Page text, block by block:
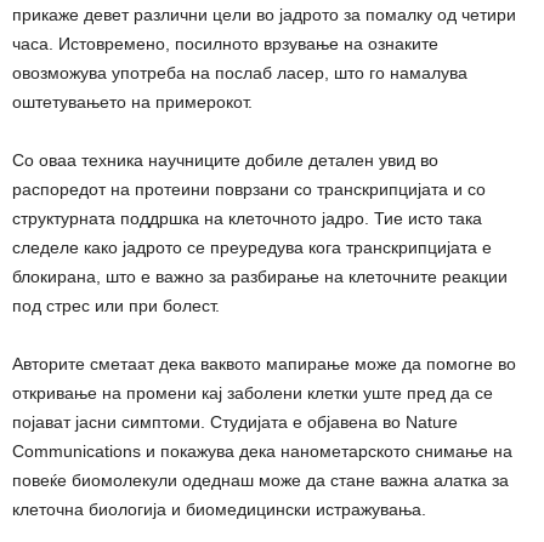
прикаже девет различни цели во јадрото за помалку од четири
часа. Истовремено, посилното врзување на ознаките
овозможува употреба на послаб ласер, што го намалува
оштетувањето на примерокот.
Со оваа техника научниците добиле детален увид во
распоредот на протеини поврзани со транскрипцијата и со
структурната поддршка на клеточното јадро. Тие исто така
следеле како јадрото се преуредува кога транскрипцијата е
блокирана, што е важно за разбирање на клеточните реакции
под стрес или при болест.
Авторите сметаат дека ваквото мапирање може да помогне во
откривање на промени кај заболени клетки уште пред да се
појават јасни симптоми. Студијата е објавена во Nature
Communications и покажува дека нанометарското снимање на
повеќе биомолекули одеднаш може да стане важна алатка за
клеточна биологија и биомедицински истражувања.